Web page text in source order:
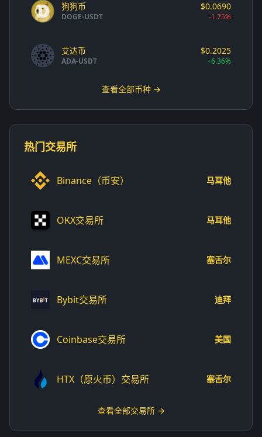
狗狗币
DOGE-USDT
$0.0690
-1.75%
艾达币
ADA-USDT
$0.2025
+6.36%
查看全部币种 →
热门交易所
Binance（币安） 马耳他
OKX交易所 马耳他
MEXC交易所 塞舌尔
Bybit交易所 迪拜
Coinbase交易所 美国
HTX（原火币）交易所 塞舌尔
查看全部交易所 →